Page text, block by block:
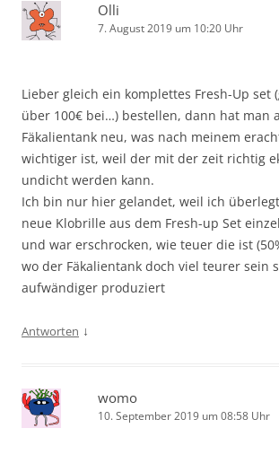
Olli
7. August 2019 um 10:20 Uhr
Lieber gleich ein komplettes Fresh-Up set
über 100€ bei…) bestellen, dann hat man
Fäkalientank neu, was nach meinem
wichtiger ist, weil der mit der zeit richtig
undicht werden kann.
Ich bin nur hier gelandet, weil ich
neue Klobrille aus dem Fresh-up Set
und war erschrocken, wie teuer die ist
wo der Fäkalientank doch viel teurer sein
aufwändiger produziert
Antworten ↓
womo
10. September 2019 um 08:58 Uhr